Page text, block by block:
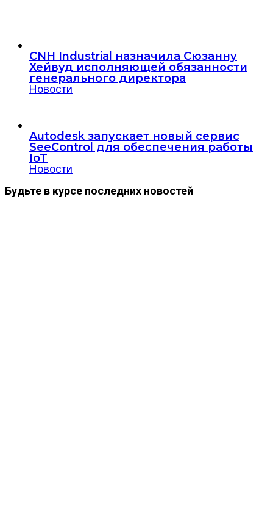
CNH Industrial назначила Сюзанну
Хейвуд исполняющей обязанности
генерального директора
Новости
Autodesk запускает новый сервис
SeeControl для обеспечения работы
IoT
Новости
Будьте в курсе последних новостей